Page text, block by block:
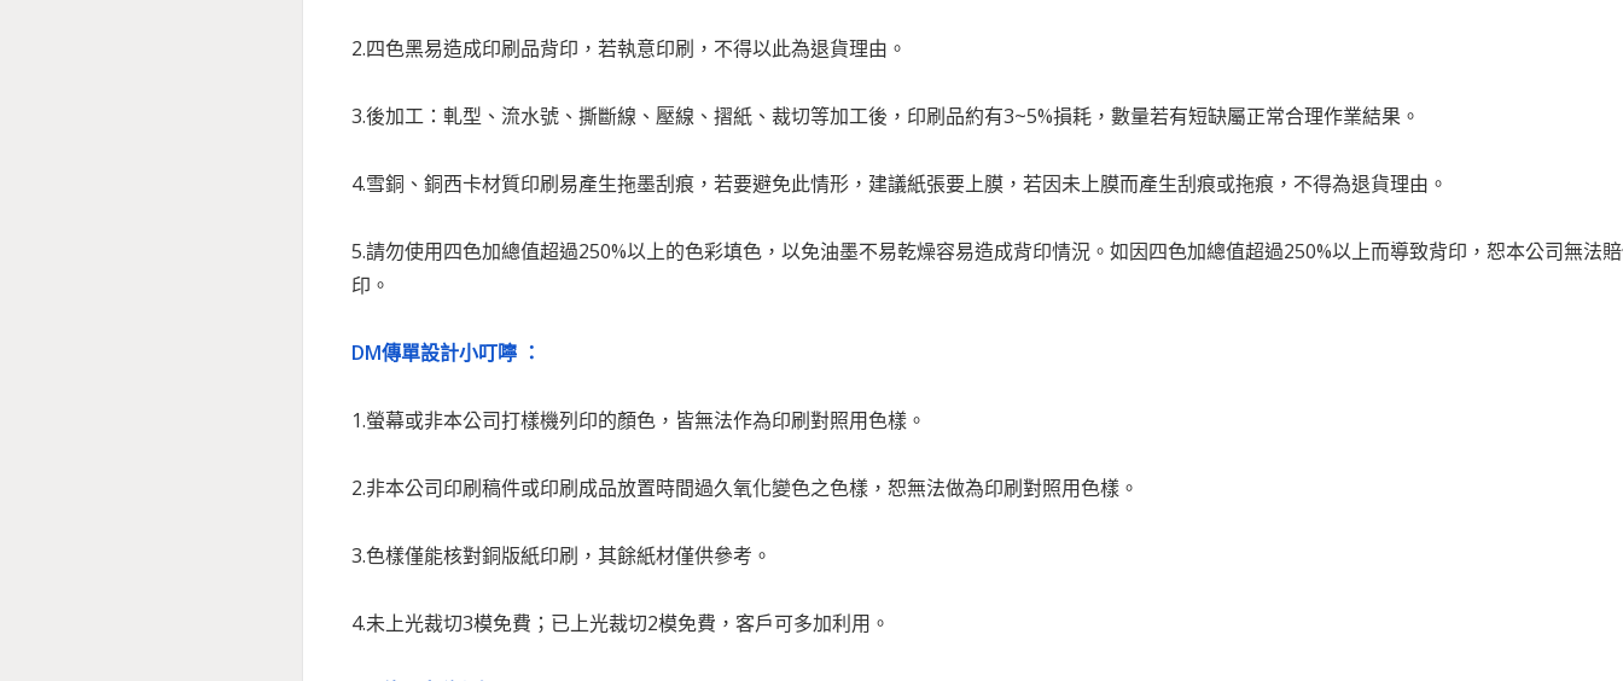
2.四色黑易造成印刷品背印，若執意印刷，不得以此為退貨理由。
3.後加工：軋型、流水號、撕斷線、壓線、摺紙、裁切等加工後，印刷品約有3~5%損耗，數量若有短缺屬正常合理作業結果。
4.雪銅、銅西卡材質印刷易產生拖墨刮痕，若要避免此情形，建議紙張要上膜，若因未上膜而產生刮痕或拖痕，不得為退貨理由。
5.請勿使用四色加總值超過250%以上的色彩填色，以免油墨不易乾燥容易造成背印情況。如因四色加總值超過250%以上而導致背印，恕本公司無法
印。
DM傳單設計小叮嚀 ：
1.螢幕或非本公司打樣機列印的顏色，皆無法作為印刷對照用色樣。
2.非本公司印刷稿件或印刷成品放置時間過久氧化變色之色樣，恕無法做為印刷對照用色樣。
3.色樣僅能核對銅版紙印刷，其餘紙材僅供參考。
4.未上光裁切3模免費；已上光裁切2模免費，客戶可多加利用。